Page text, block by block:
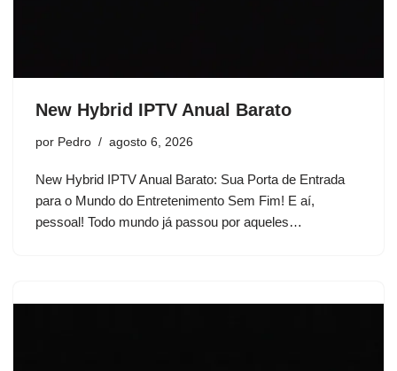
New Hybrid IPTV Anual Barato
por Pedro agosto 6, 2026
New Hybrid IPTV Anual Barato: Sua Porta de Entrada
para o Mundo do Entretenimento Sem Fim! E aí,
pessoal! Todo mundo já passou por aqueles…